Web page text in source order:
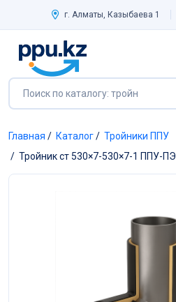
г. Алматы, Казыбаева 1
Главная / Каталог/ Тройники ППУ
/ Тройник ст 530×7-530×7-1 ППУ-ПЭ